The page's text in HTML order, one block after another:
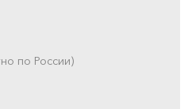
по России)